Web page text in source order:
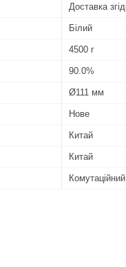
Доставка
Білий
4500 г
90.0%
Ø111 мм
Нове
Китай
Китай